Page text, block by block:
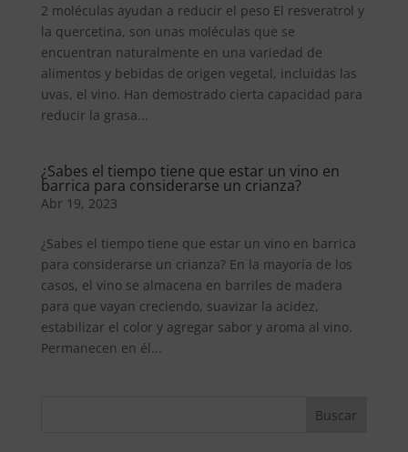
2 moléculas ayudan a reducir el peso El resveratrol y
la quercetina, son unas moléculas que se
encuentran naturalmente en una variedad de
alimentos y bebidas de origen vegetal, incluidas las
uvas, el vino. Han demostrado cierta capacidad para
reducir la grasa...
¿Sabes el tiempo tiene que estar un vino en
barrica para considerarse un crianza?
Abr 19, 2023
¿Sabes el tiempo tiene que estar un vino en barrica
para considerarse un crianza? En la mayoría de los
casos, el vino se almacena en barriles de madera
para que vayan creciendo, suavizar la acidez,
estabilizar el color y agregar sabor y aroma al vino.
Permanecen en él...